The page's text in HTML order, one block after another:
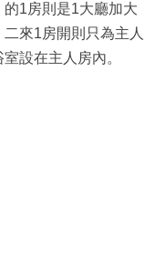
1房則是1大廳加大
來1房開則只為主人
設在主人房內。